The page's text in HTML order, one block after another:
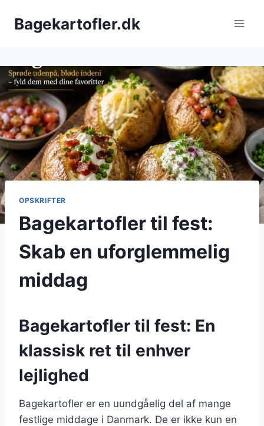
Bagekartofler.dk
OPSKRIFTER
Bagekartofler til fest:
Skab en uforglemmelig
middag
Bagekartofler til fest: En
klassisk ret til enhver
lejlighed
Bagekartofler er en uundgåelig del af mange
festlige middage i Danmark. De er ikke kun en